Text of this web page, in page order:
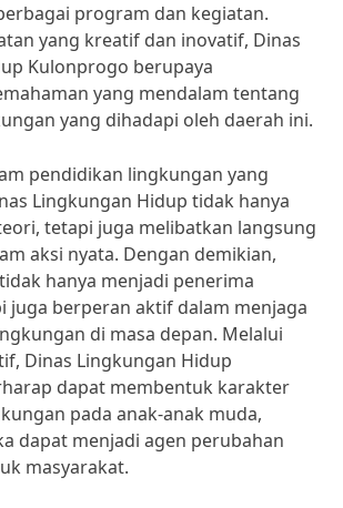
program dan kegiatan.
yang kreatif dan inovatif, Dinas
Kulonprogo berupaya
yang mendalam tentang
yang dihadapi oleh daerah ini.
pendidikan lingkungan yang
Lingkungan Hidup tidak hanya
tetapi juga melibatkan langsung
aksi nyata. Dengan demikian,
hanya menjadi penerima
juga berperan aktif dalam menjaga
di masa depan. Melalui
Dinas Lingkungan Hidup
dapat membentuk karakter
pada anak-anak muda,
dapat menjadi agen perubahan
masyarakat.